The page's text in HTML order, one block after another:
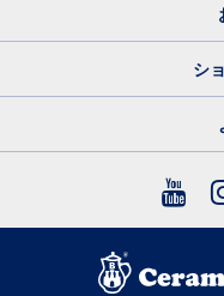
シ